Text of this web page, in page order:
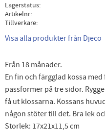
Lagerstatus
Artikelnr
Tillverkare
Visa alla produkter från Djeco
Från 18 månader.
En fin och färgglad kossa
passformer på tre sidor.
få ut klossarna. Kossans
någon stöter till det. Bra lek
Storlek: 17x21x11,5 cm